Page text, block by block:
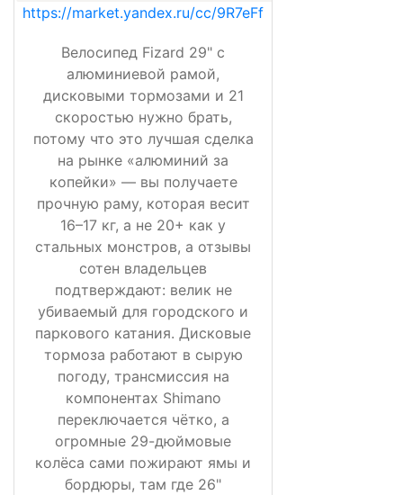
https://market.yandex.ru/cc/9R7eFf
Велосипед Fizard 29" с
алюминиевой рамой,
дисковыми тормозами и 21
скоростью нужно брать,
потому что это лучшая сделка
на рынке «алюминий за
копейки» — вы получаете
прочную раму, которая весит
16–17 кг, а не 20+ как у
стальных монстров, а отзывы
сотен владельцев
подтверждают: велик не
убиваемый для городского и
паркового катания. Дисковые
тормоза работают в сырую
погоду, трансмиссия на
компонентах Shimano
переключается чётко, а
огромные 29-дюймовые
колёса сами пожирают ямы и
бордюры, там где 26"